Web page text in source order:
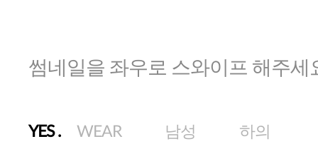
썸네일을 좌우로 스와이프 해주세
YES. WEAR 남성 하의